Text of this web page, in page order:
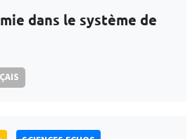
dans le système de